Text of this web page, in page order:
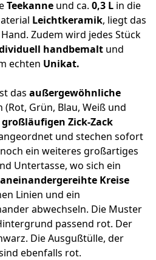
Teekanne und ca. 0,3 L in die
Leichtkeramik, liegt das
Zudem wird jedes Stück
handbemalt und
echten Unikat.
das außergewöhnliche
(Rot, Grün, Blau, Weiß und
großläufigen Zick-Zack
und stechen sofort
ein weiteres großartiges
Untertasse, wo sich ein
aneinandergereihte Kreise
Linien und ein
abwechseln. Die Muster
passend rot. Der
Die Ausgußtülle, der
ebenfalls rot.